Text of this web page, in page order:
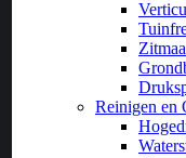
Reinigen en